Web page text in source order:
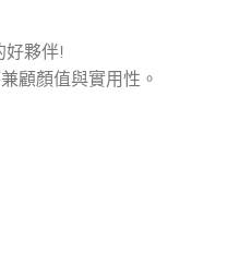
好夥伴!
顧顏值與實用性。